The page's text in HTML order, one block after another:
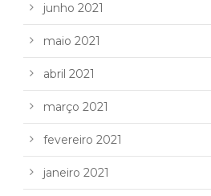
junho 2021
maio 2021
abril 2021
março 2021
fevereiro 2021
janeiro 2021